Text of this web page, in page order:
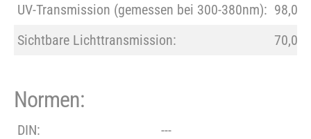
UV-Transmission (gemessen bei 300-380nm): 98,0%
Sichtbare Lichttransmission:
70,0%
Normen:
DIN:
---